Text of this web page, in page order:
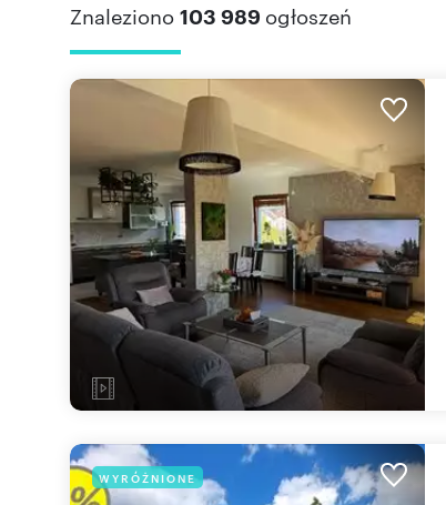
Znaleziono 103 989 ogłoszeń
WYRÓŻNIONE